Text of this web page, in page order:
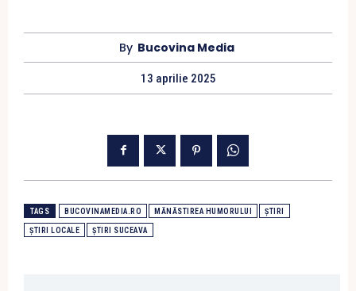
By Bucovina Media
13 aprilie 2025
TAGS BUCOVINAMEDIA.RO MĂNĂSTIREA HUMORULUI ȘTIRI
ȘTIRI LOCALE ȘTIRI SUCEAVA